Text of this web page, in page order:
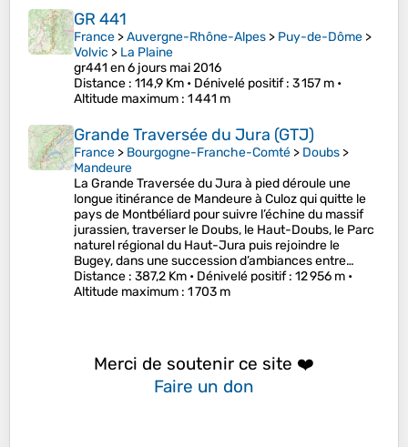
GR 441
France >Auvergne-Rhône-Alpes > Puy-de-Dôme >
Volvic > La Plaine
gr441 en 6 jours mai 2016
Distance : 114,9 Km • Dénivelé positif: 3 157 m •
Altitude maximum : 1 441 m
Grande Traversée du Jura (GTJ)
France > Bourgogne-Franche-Comté > Doubs >
Mandeure
La Grande Traversée du Jura à pied déroule une
longue itinérance de Mandeure à Culoz qui quitte le
pays de Montbéliard pour suivre l’échine du massif
jurassien, traverser le Doubs, le Haut-Doubs, le Parc
naturel régional du Haut-Jura puis rejoindre le
Bugey, dans une succession d’ambiances entre…
Distance : 387,2 Km • Dénivelé positif: 12 956 m •
Altitude maximum : 1 703 m
Merci de soutenir ce site ❤️
Faire un don